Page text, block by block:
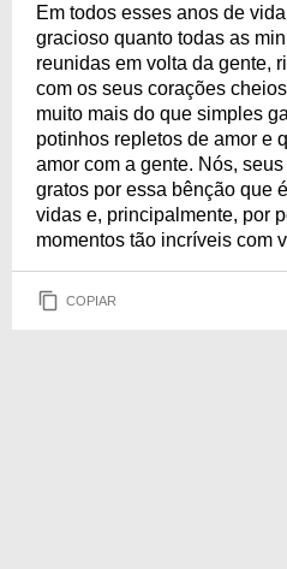
Em todos esses anos de
gracioso quanto todas as
reunidas em volta da gente,
com os seus corações
muito mais do que simples
potinhos repletos de amor e
amor com a gente. Nós,
gratos por essa bênção que
vidas e, principalmente, por
momentos tão incríveis com
COPIAR